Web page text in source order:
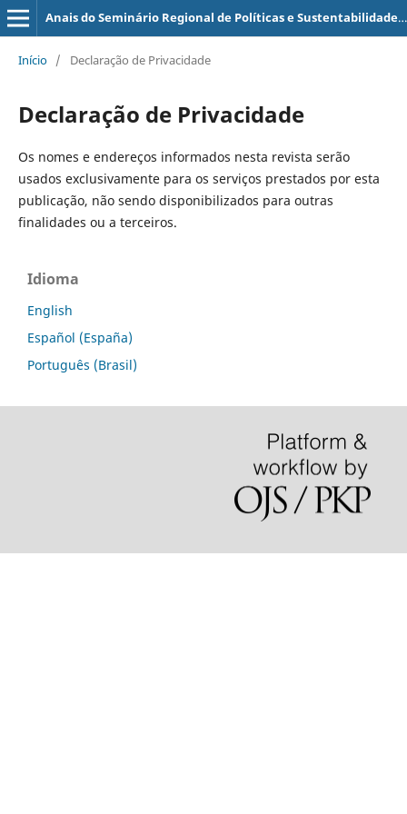
Anais do Seminário Regional de Políticas e Sustentabilidade (SERPS)
Início / Declaração de Privacidade
Declaração de Privacidade
Os nomes e endereços informados nesta revista serão
usados exclusivamente para os serviços prestados por esta
publicação, não sendo disponibilizados para outras
finalidades ou a terceiros.
Idioma
English
Español (España)
Português (Brasil)